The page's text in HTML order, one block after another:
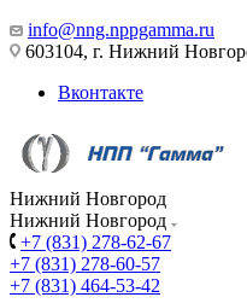
info@nng.nppgamma.ru
603104, г. Нижний
Вконтакте
Нижний Новгород
Нижний Новгород
+7 (831) 278-62-67
+7 (831) 278-60-57
+7 (831) 464-53-42